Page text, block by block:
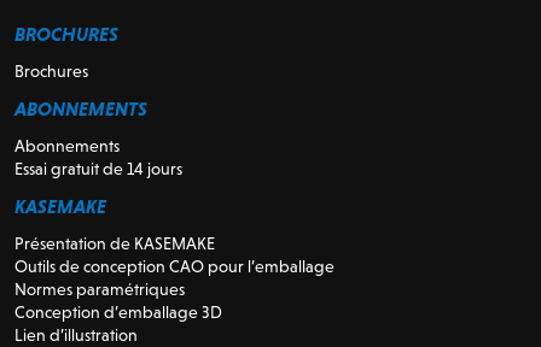
BROCHURES
Brochures
ABONNEMENTS
Abonnements
Essai gratuit de 14 jours
KASEMAKE
Présentation de KASEMAKE
Outils de conception CAO pour l’emballage
Normes paramétriques
Conception d’emballage 3D
Lien d’illustration